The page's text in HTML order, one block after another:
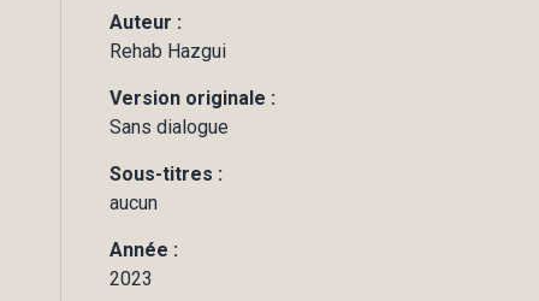
Auteur :
Rehab Hazgui
Version originale :
Sans dialogue
Sous-titres :
aucun
Année :
2023